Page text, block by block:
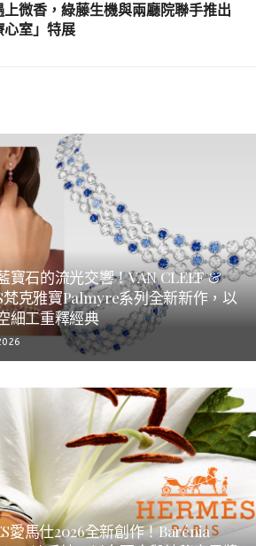
上微香，綠藤生機與兩廳院聯手推出
心室」特展
寶石的流光交響！VAN CLEEF &
梵克雅寶Palmyre系列全新新作，以
細工重釋經典
愛馬仕2026全新創作！Barénia